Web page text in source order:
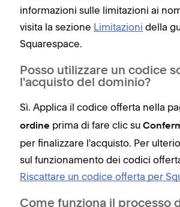
informazioni sulle limitazioni ai
visita la sezione Limitazioni della
Squarespace.
Posso utilizzare un codice
l'acquisto del dominio?
Sì. Applica il codice offerta nella
ordine prima di fare clic su
per finalizzare l'acquisto. Per
sul funzionamento dei codici
Riscattare un codice offerta per
Come funziona il processo